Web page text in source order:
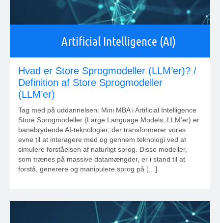
Artificial Intelligence (AI)
Hvad er Store Sprogmodeller (LLM’er)? /
Definition af Store Sprogmodeller
(LLM’er)
Tag med på uddannelsen: Mini MBA i Artificial Intelligence
Store Sprogmodeller (Large Language Models, LLM’er) er
banebrydende AI-teknologier, der transformerer vores
evne til at interagere med og gennem teknologi ved at
simulere forståelsen af naturligt sprog. Disse modeller,
som trænes på massive datamængder, er i stand til at
forstå, generere og manipulere sprog på […]